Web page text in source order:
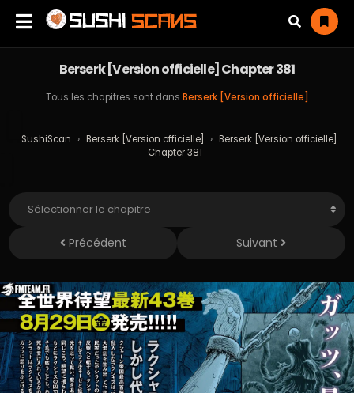
Berserk [Version officielle] Chapter 381
Tous les chapitres sont dans Berserk [Version officielle]
SushiScan › Berserk [Version officielle] › Berserk [Version officielle]
Chapter 381
Précédent Suivant